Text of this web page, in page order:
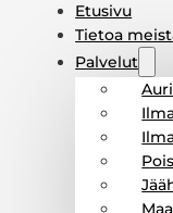
Etusivu
Tietoa
Palvelut